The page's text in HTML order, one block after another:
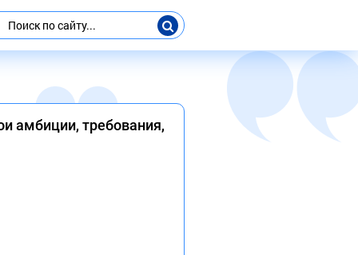
амбиции, требования,